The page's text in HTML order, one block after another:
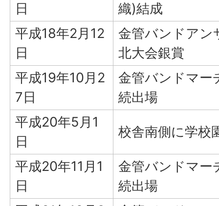
日
織)結成
平成18年2月12
日
金管バンドアン
北大会銀賞
平成19年10月2
7日
金管バンドマー
続出場
平成20年5月1
日
校舎南側に学校
平成20年11月1
日
金管バンドマー
続出場